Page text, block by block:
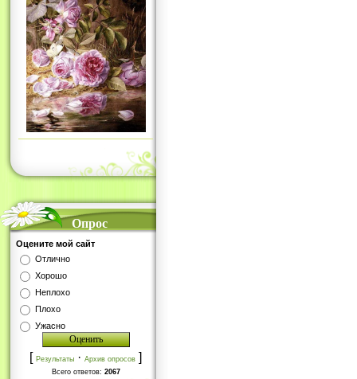
Опрос
Оцените мой сайт
Отлично
Хорошо
Неплохо
Плохо
Ужасно
[ Результаты · Архив опросов ]
Всего ответов: 2067